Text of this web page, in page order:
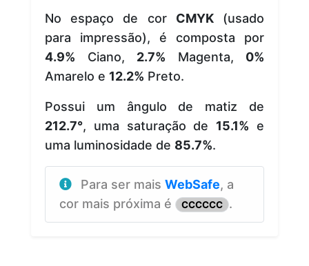
No espaço de cor CMYK(usado
para impressão), é composta por
4.9% Ciano, 2.7% Magenta, 0%
Amarelo e 12.2% Preto.
Possui um ângulo de matiz de
212.7°, uma saturação de 15.1% e
uma luminosidade de 85.7%.
Para ser mais WebSafe, a
cor mais próxima é
CCCCCC .